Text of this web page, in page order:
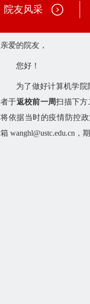
院友风采
亲爱的院友，
您好！
为了做好计算机学
者于返校前一周扫描下方
将依据当时的疫情防控
箱 wanghl@ustc.edu.cn，